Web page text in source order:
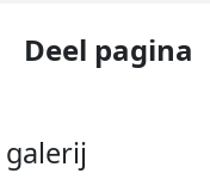
Deel pagina
galerij